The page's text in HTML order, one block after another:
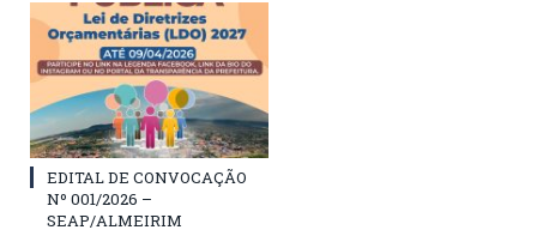
EDITAL DE CONVOCAÇÃO
Nº 001/2026 –
SEAP/ALMEIRIM